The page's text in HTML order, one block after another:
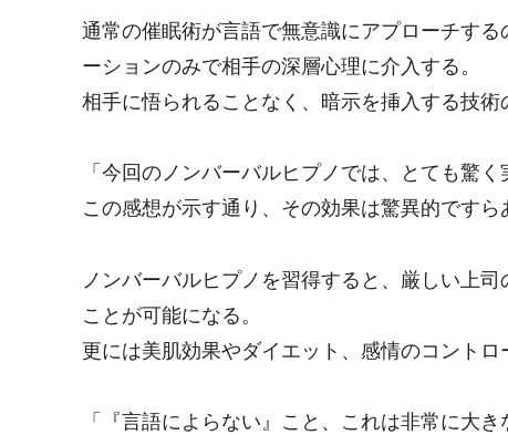
通常の催眠術が言語で無意識にアプローチす
ーションのみで相手の深層心理に介入する。
相手に悟られることなく、暗示を挿入する技術
「今回のノンバーバルヒプノでは、とても驚く
この感想が示す通り、その効果は驚異的ですら
ノンバーバルヒプノを習得すると、厳しい上
ことが可能になる。
更には美肌効果やダイエット、感情のコント
「『言語によらない』こと、これは非常に大き